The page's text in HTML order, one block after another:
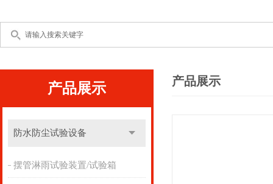
产品展示
防水防尘试验设备
摆管淋雨试验装置/试验箱
产品展示